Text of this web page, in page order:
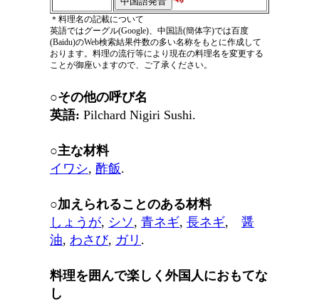
＊料理名の記載について
英語ではグーグル(Google)、中国語(簡体字)では百度
(Baidu)のWeb検索結果件数の多い名称をもとに作成して
おります。料理の流行等により現在の料理名を変更する
ことが御座いますので、ご了承ください。
○その他の呼び名
英語: Pilchard Nigiri Sushi.
○主な材料
イワシ, 酢飯.
○加えられることのある材料
しょうが, シソ, 青ネギ, 長ネギ, 醤
油, わさび, ガリ .
料理を囲んで楽しく外国人におもてな
し